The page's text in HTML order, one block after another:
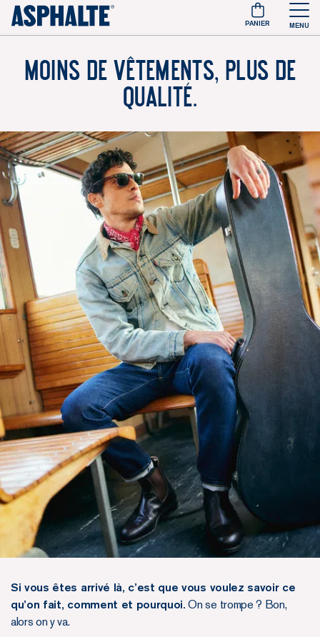
PANIER MENU
Moins de vêtements, plus de
qualité.
Si vous êtes arrivé là, c’est que vous voulez savoir ce
qu’on fait, comment et pourquoi. On se trompe ? Bon,
alors on y va.